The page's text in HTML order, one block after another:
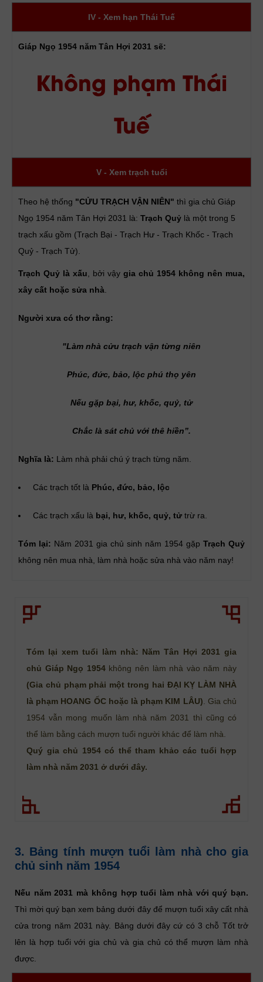
IV - Xem hạn Thái Tuế
Giáp Ngọ 1954 năm Tân Hợi 2031 sẽ:
Không phạm Thái
Tuế
V - Xem trạch tuổi
Theo hệ thống "CỬU TRẠCH VẬN NIÊN" thì gia chủ Giáp
Ngọ 1954 năm Tân Hợi 2031 là: Trạch Quỷ là một trong 5
trạch xấu gồm (Trạch Bại - Trạch Hư - Trạch Khốc - Trạch
Quỷ - Trạch Tử).
Trạch Quỷ là xấu , bởi vậy gia chủ 1954 không nên mua,
xây cất hoặc sửa nhà
Người xưa có thơ rằng:
"Làm nhà cửu trạch vận từng niên
Phúc, đức, bảo, lộc phú thọ yên
Nếu gặp bại, hư, khốc, quỷ, tử
Chắc là sát chủ với thê hiền”.
Nghĩa là: Làm nhà phải chú ý trạch từng năm.
Các trạch tốt là Phúc, đức, bảo, lộc
Các trạch xấu là bại, hư, khốc, quỷ, tử trừ ra.
Tóm lại: Năm 2031 gia chủ sinh năm 1954 gặp Trạch Quỷ
không nên mua nhà, làm nhà hoặc sửa nhà vào năm nay!
Tóm lại xem tuổi làm nhà: Năm Tân Hợi 2031 gia
chủ Giáp Ngọ 1954không nên làm nhà vào năm này
(Gia chủ phạm phải một trong hai ĐẠI KỴ LÀM NHÀ
là phạm HOANG ỐC hoặc là phạm KIM LÂU) . Gia chủ
1954 vẫn mong muốn làm nhà năm 2031 thì cũng có
thể làm bằng cách mượn tuổi người khác để làm nhà.
Quý gia chủ 1954 có thể tham khảo các tuổi hợp
làm nhà năm 2031 ở dưới đây.
3. Bảng tính mượn tuổi làm nhà cho gia
chủ sinh năm 1954
Nếu năm 2031 mà không hợp tuổi làm nhà với quý bạn.
Thì mời quý bạn xem bảng dưới đây để mượn tuổi xây cất nhà
cửa trong năm 2031 này. Bảng dưới đây cứ có 3 chỗ Tốt trở
lên là hợp tuổi với gia chủ và gia chủ có thể mượn làm nhà
được.